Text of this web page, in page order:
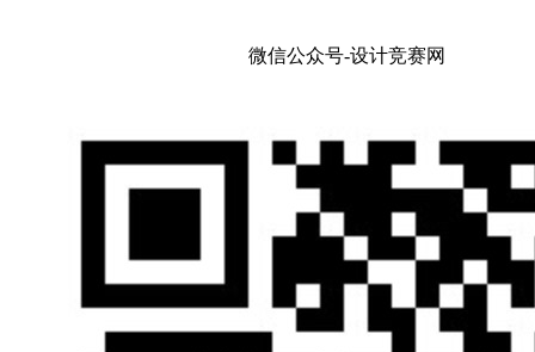
微信公众号-设计竞赛网